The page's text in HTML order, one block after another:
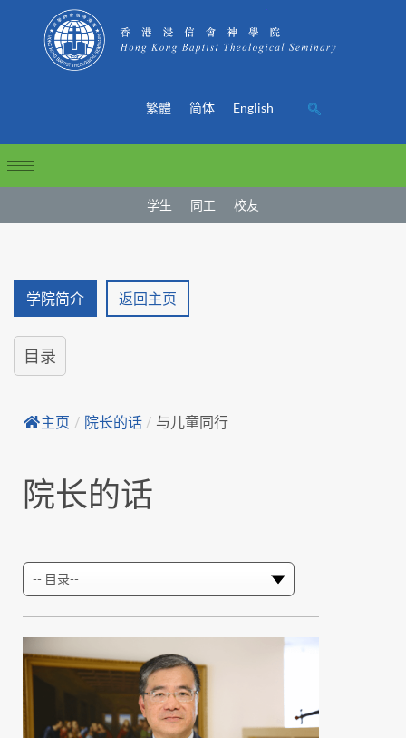
繁體 简体 English
学生 同工 校友
学院简介 返回主页
目录
主页 / 院长的话 / 与儿童同行
院长的话